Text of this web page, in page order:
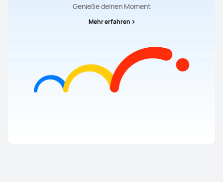
Mehr erfahren
Genieße deinen Moment
Mehr erfahren